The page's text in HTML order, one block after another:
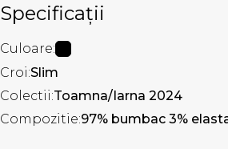
Specificații
Culoare:
Croi:Slim
Colectii:Toamna/Iarna 2024
Compozitie:97% bumbac 3%